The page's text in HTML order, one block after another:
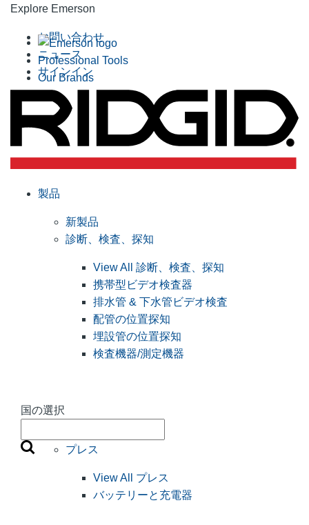
Explore Emerson
Professional Tools
Our Brands
お問い合わせ
ニュース
サインイン
国の選択
製品
新製品
診断、検査、探知
View All 診断、検査、探知
携帯型ビデオ検査器
排水管 & 下水管ビデオ検査
配管の位置探知
埋設管の位置探知
検査機器/測定機器
プレス
View All プレス
バッテリーと充電器